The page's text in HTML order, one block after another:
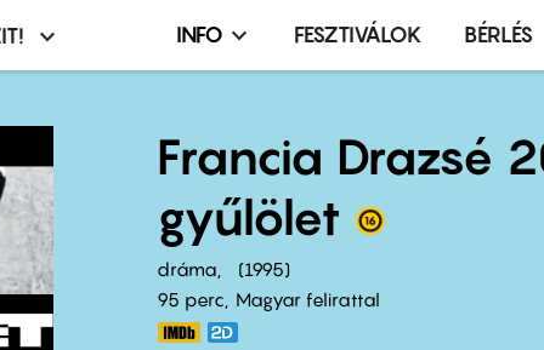
Infó,
terembérlés
menü
INFO FESZTIVÁLOK BÉRLÉS
Francia Drazsé
gyűlölet
dráma
1995
95 perc,
Magyar felirattal